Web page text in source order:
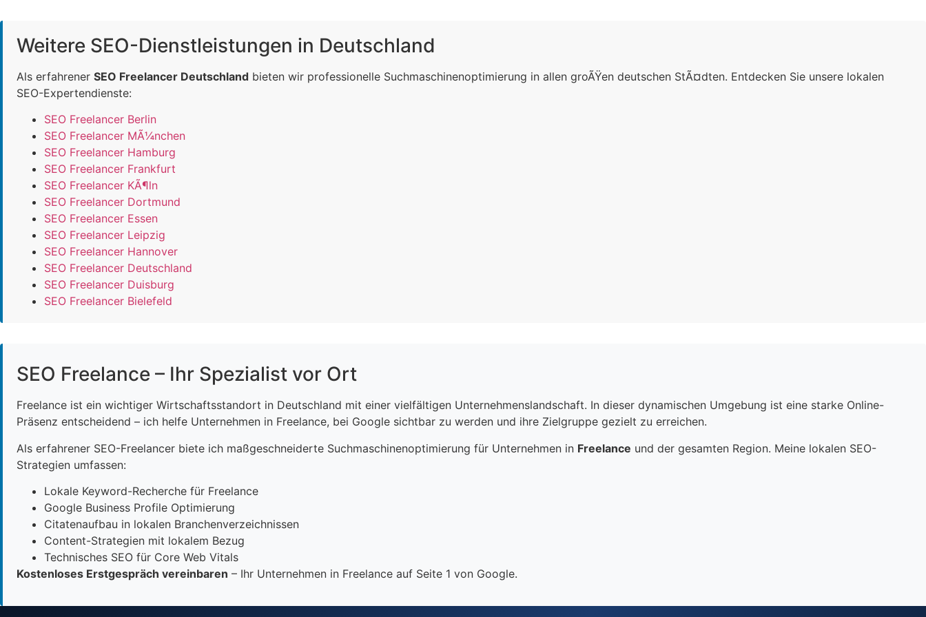
Weitere SEO-Dienstleistungen in Deutschland
Als erfahrener SEO Freelancer Deutschland bieten wir professionelle Suchmaschinenoptimierung in allen groÃŸen deutschen StÃ¤dten. Entdecken Sie unsere lokalen
SEO-Expertendienste:
SEO Freelancer Berlin
SEO Freelancer MÃ¼nchen
SEO Freelancer Hamburg
SEO Freelancer Frankfurt
SEO Freelancer KÃ¶ln
SEO Freelancer Dortmund
SEO Freelancer Essen
SEO Freelancer Leipzig
SEO Freelancer Hannover
SEO Freelancer Deutschland
SEO Freelancer Duisburg
SEO Freelancer Bielefeld
SEO Freelance – Ihr Spezialist vor Ort
Freelance ist ein wichtiger Wirtschaftsstandort in Deutschland mit einer vielfältigen Unternehmenslandschaft. In dieser dynamischen Umgebung ist eine starke Online-
Präsenz entscheidend – ich helfe Unternehmen in Freelance, bei Google sichtbar zu werden und ihre Zielgruppe gezielt zu erreichen.
Als erfahrener SEO-Freelancer biete ich maßgeschneiderte Suchmaschinenoptimierung für Unternehmen in Freelance und der gesamten Region. Meine lokalen SEO-
Strategien umfassen:
Lokale Keyword-Recherche für Freelance
Google Business Profile Optimierung
Citatenaufbau in lokalen Branchenverzeichnissen
Content-Strategien mit lokalem Bezug
Technisches SEO für Core Web Vitals
Kostenloses Erstgespräch vereinbaren – Ihr Unternehmen in Freelance auf Seite 1 von Google.